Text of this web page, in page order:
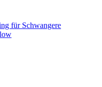
für Schwangere